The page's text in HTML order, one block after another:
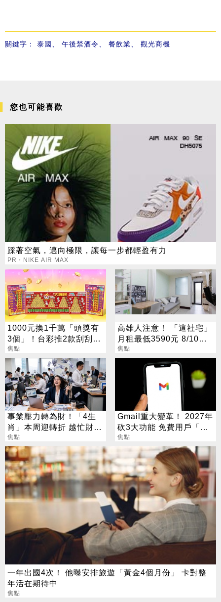
關鍵字： 泰國 午後禁酒令 餐飲業 觀光商機
您也可能喜歡
踩著空氣，邁向極限，讓每一步都輕盈有力
PR・NIKE AIR MAX
1000元換1千萬「頭獎有
3個」！台彩推2款刮刮樂
總獎金逾33億
焦點
高雄人注意！ 「這社宅」
月租最低3590元 8/10起
放申請
焦點
事業壓力轉為財！「4生
肖」本周迎轉折 越忙財運
越旺
焦點
Gmail重大變革！ 2027年
砍3大功能 免費用戶「這
好康」不能用了
焦點
一年出國4次！ 他曝安排旅遊「黃金4個月份」 卡對整
年活在期待中
焦點